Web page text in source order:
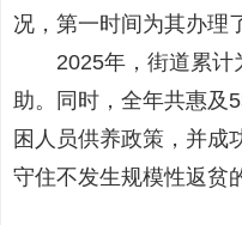
况，第一时间为其办理
2025年，街道累计
助。同时，全年共惠及
困人员供养政策，并成
守住不发生规模性返贫